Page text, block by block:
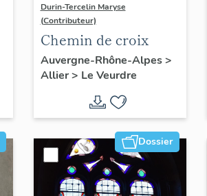
Durin-Tercelin Maryse
(Contributeur)
Chemin de croix
Auvergne-Rhône-Alpes>
Allier> Le Veurdre
Dossier